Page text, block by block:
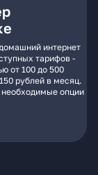
интернет
тарифов -
от 100 до 500
рублей в месяц.
опции